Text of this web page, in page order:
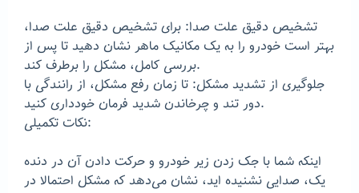
تشخیص دقیق علت صدا: برای تشخیص دقیق علت صدا،
بهتر است خودرو را به یک مکانیک ماهر نشان دهید تا پس از
بررسی کامل، مشکل را برطرف کند.
جلوگیری از تشدید مشکل: تا زمان رفع مشکل، از رانندگی با
دور تند و چرخاندن شدید فرمان خودداری کنید.
نکات تکمیلی:
اینکه شما با جک زدن زیر خودرو و حرکت دادن آن در دنده
یک، صدایی نشنیده اید، نشان می‌دهد که مشکل احتمالا در